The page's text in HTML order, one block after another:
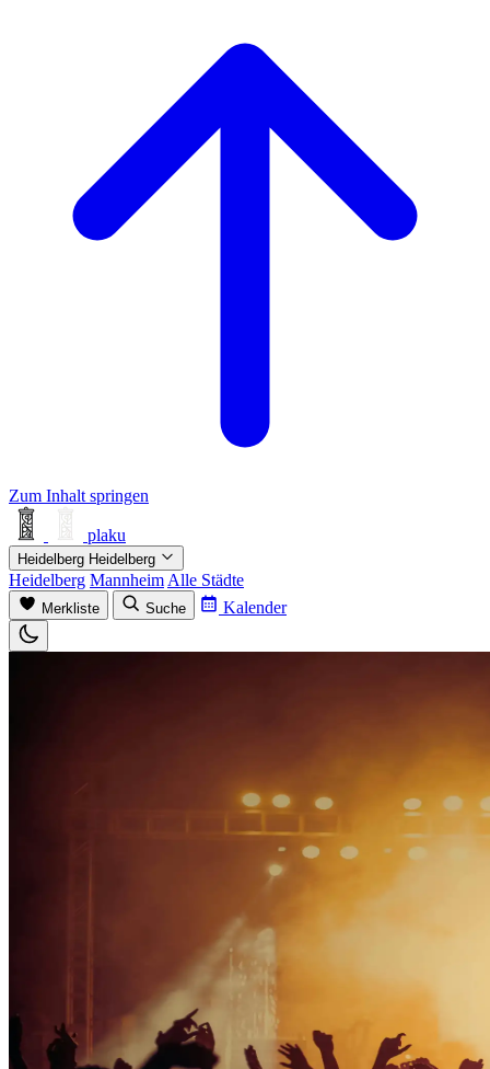
Zum Inhalt springen
plaku
Heidelberg Heidelberg
Heidelberg Mannheim Alle Städte
Merkliste Suche Kalender